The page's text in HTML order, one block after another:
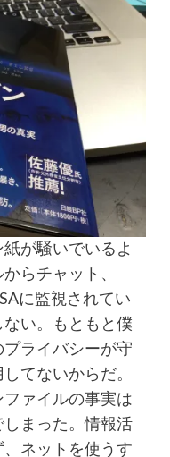
が騒いでいるよ
らチャット、
に監視されてい
い。もともと僕
ライバシーが守
てないからだ。
ァイルの事実は
まった。情報活
ネットを使うす